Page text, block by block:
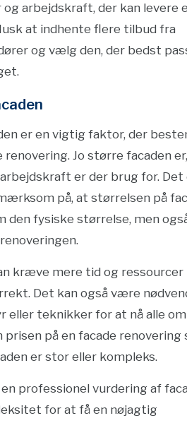
arbejdskraft, der kan levere
at indhente flere tilbud fra
og vælg den, der bedst
er en vigtig faktor, der
renovering. Jo større facaden
er der brug for. Det
på, at størrelsen på
den fysiske størrelse, men
kræve mere tid og
Det kan også være
eller teknikker for at nå alle
prisen på en facade renovering
er stor eller kompleks.
professionel vurdering af
for at få en nøjagtig